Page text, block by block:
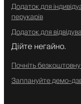
Додаток для
перукарів
Додаток для
Дійте негайно.
Почніть
Заплануйте демо-